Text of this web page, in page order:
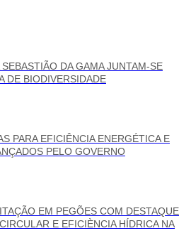
DA GAMA JUNTAM-SE
DE BIODIVERSIDADE
PARA EFICIÊNCIA ENERGÉTICA E
PELO GOVERNO
EM PEGÕES COM DESTAQUE
E EFICIÈNCIA HÍDRICA NA